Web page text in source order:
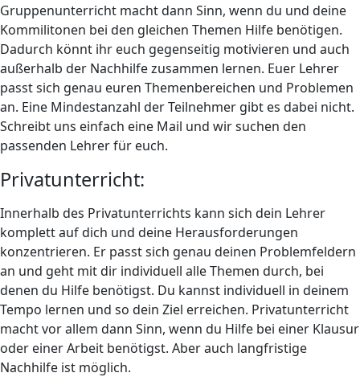
Gruppenunterricht macht dann Sinn, wenn du und deine
Kommilitonen bei den gleichen Themen Hilfe benötigen.
Dadurch könnt ihr euch gegenseitig motivieren und auch
außerhalb der Nachhilfe zusammen lernen. Euer Lehrer
passt sich genau euren Themenbereichen und Problemen
an. Eine Mindestanzahl der Teilnehmer gibt es dabei nicht.
Schreibt uns einfach eine Mail und wir suchen den
passenden Lehrer für euch.
Privatunterricht:
Innerhalb des Privatunterrichts kann sich dein Lehrer
komplett auf dich und deine Herausforderungen
konzentrieren. Er passt sich genau deinen Problemfeldern
an und geht mit dir individuell alle Themen durch, bei
denen du Hilfe benötigst. Du kannst individuell in deinem
Tempo lernen und so dein Ziel erreichen. Privatunterricht
macht vor allem dann Sinn, wenn du Hilfe bei einer Klausur
oder einer Arbeit benötigst. Aber auch langfristige
Nachhilfe ist möglich.